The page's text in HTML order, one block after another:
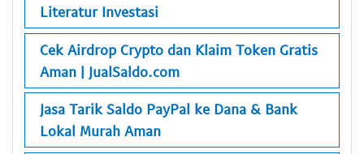
Literatur Investasi
Cek Airdrop Crypto dan Klaim Token Gratis
Aman | JualSaldo.com
Jasa Tarik Saldo PayPal ke Dana & Bank
Lokal Murah Aman